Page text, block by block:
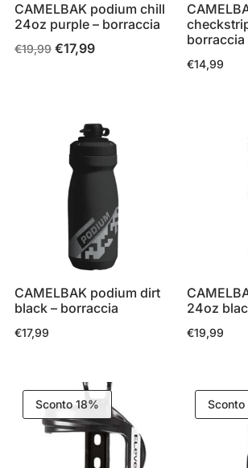
CAMELBAK podium chill
24oz purple – borraccia
€19,99 Il
€19,99.
€17,99Il
€17,99.
borraccia
€14,99
CAMELBAK podium dirt
black – borraccia
€17,99
24oz
€19,99
Sconto 18% Sconto